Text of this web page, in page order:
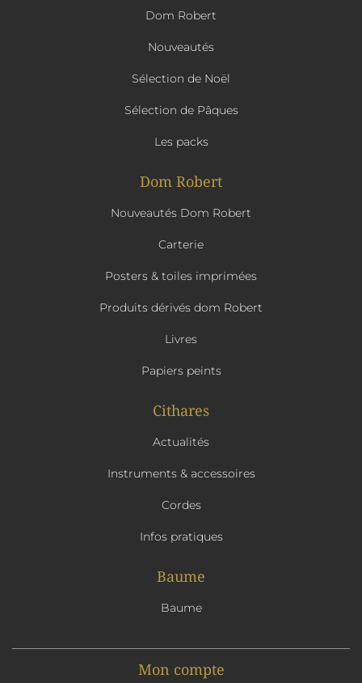
Dom Robert
Nouveautés
Sélection de Noël
Sélection de Pâques
Les packs
Dom Robert
Nouveautés Dom Robert
Carterie
Posters & toiles imprimées
Produits dérivés dom Robert
Livres
Papiers peints
Cithares
Actualités
Instruments & accessoires
Cordes
Infos pratiques
Baume
Baume
Mon compte